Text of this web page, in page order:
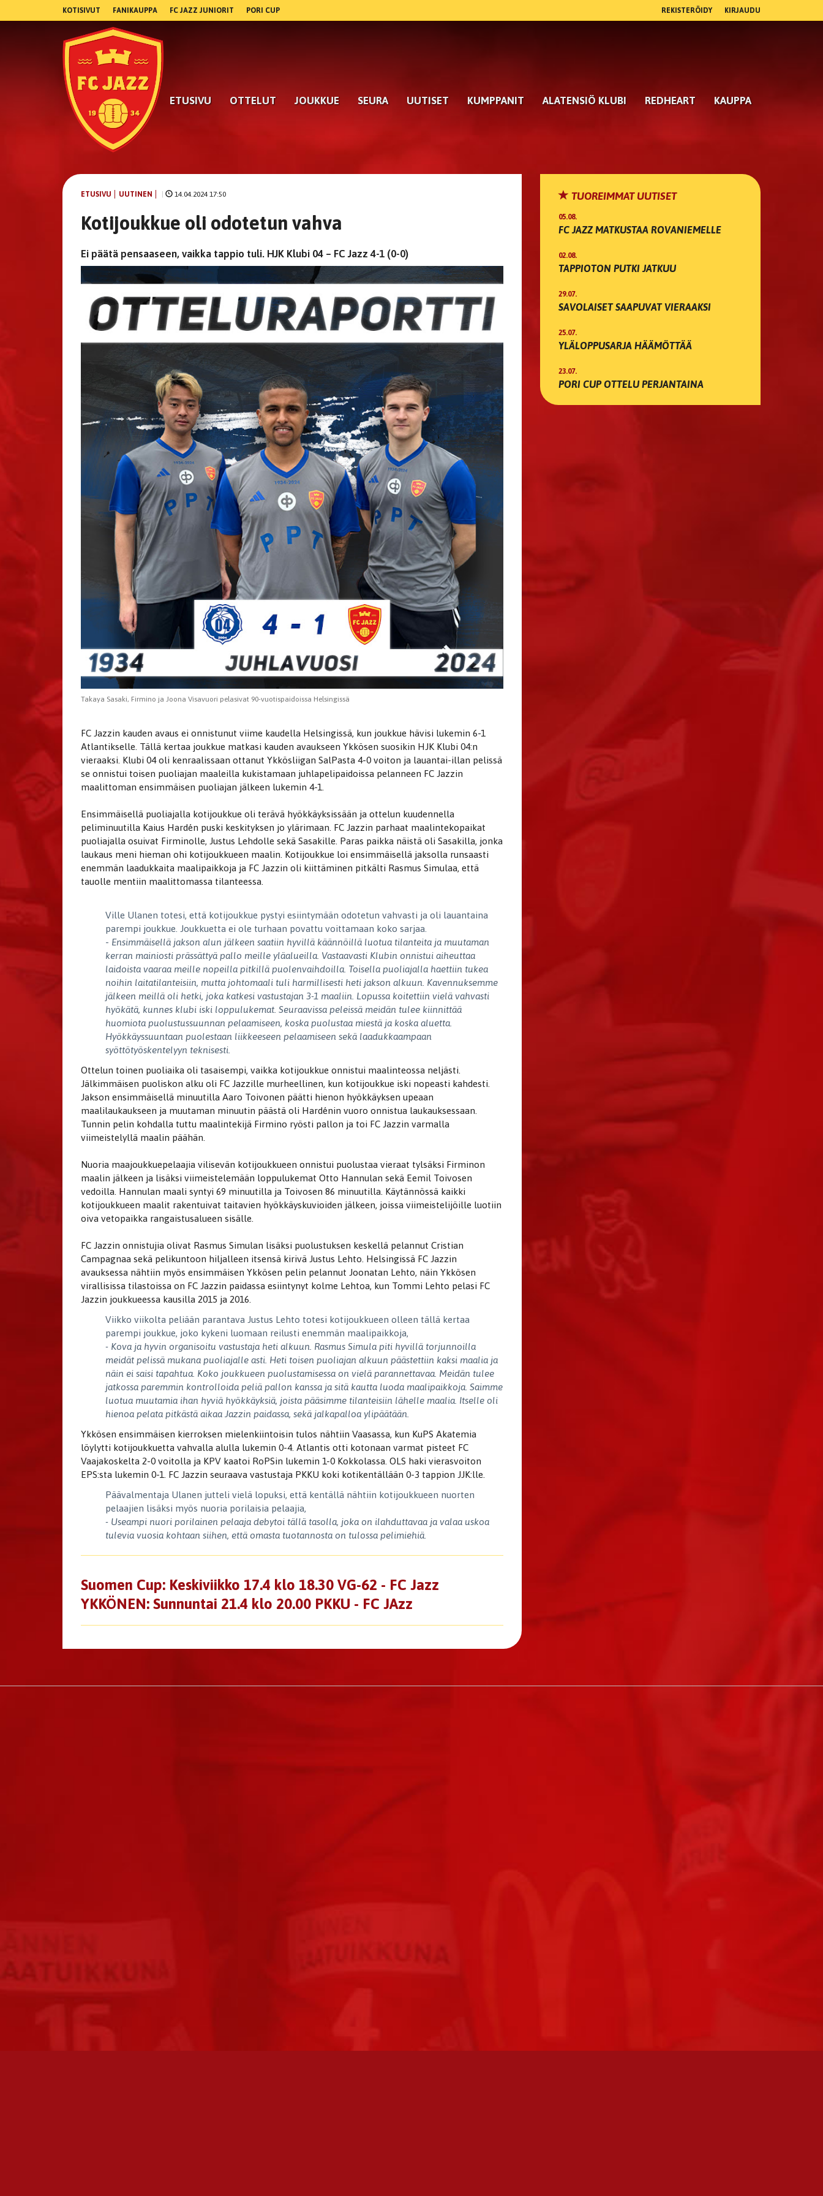
KOTISIVUT FANIKAUPPA FC JAZZ JUNIORIT PORI CUP REKISTERÖIDY KIRJAUDU
ETUSIVU OTTELUT JOUKKUE SEURA UUTISET KUMPPANIT ALATENSIÖ KLUBI REDHEART KAUPPA
ETUSIVU UUTINEN 14.04.2024 17:50
Kotijoukkue oli odotetun vahva
Ei päätä pensaaseen, vaikka tappio tuli. HJK Klubi 04 – FC Jazz 4-1 (0-0)
Takaya Sasaki, Firmino ja Joona Visavuori pelasivat 90-vuotispaidoissa Helsingissä
​​​​​​​FC Jazzin kauden avaus ei onnistunut viime kaudella Helsingissä, kun joukkue hävisi lukemin 6-1
Atlantikselle. Tällä kertaa joukkue matkasi kauden avaukseen Ykkösen suosikin HJK Klubi 04:n
vieraaksi. Klubi 04 oli kenraalissaan ottanut Ykkösliigan SalPasta 4-0 voiton ja lauantai-illan pelissä
se onnistui toisen puoliajan maaleilla kukistamaan juhlapelipaidoissa pelanneen FC Jazzin
maalittoman ensimmäisen puoliajan jälkeen lukemin 4-1.
Ensimmäisellä puoliajalla kotijoukkue oli terävä hyökkäyksissään ja ottelun kuudennella
peliminuutilla Kaius Hardén puski keskityksen jo ylärimaan. FC Jazzin parhaat maalintekopaikat
puoliajalla osuivat Firminolle, Justus Lehdolle sekä Sasakille. Paras paikka näistä oli Sasakilla, jonka
laukaus meni hieman ohi kotijoukkueen maalin. Kotijoukkue loi ensimmäisellä jaksolla runsaasti
enemmän laadukkaita maalipaikkoja ja FC Jazzin oli kiittäminen pitkälti Rasmus Simulaa, että
tauolle mentiin maalittomassa tilanteessa.
Ville Ulanen totesi, että kotijoukkue pystyi esiintymään odotetun vahvasti ja oli lauantaina
parempi joukkue. Joukkuetta ei ole turhaan povattu voittamaan koko sarjaa.
- Ensimmäisellä jakson alun jälkeen saatiin hyvillä käännöillä luotua tilanteita ja muutaman
kerran mainiosti prässättyä pallo meille yläalueilla. Vastaavasti Klubin onnistui aiheuttaa
laidoista vaaraa meille nopeilla pitkillä puolenvaihdoilla. Toisella puoliajalla haettiin tukea
noihin laitatilanteisiin, mutta johtomaali tuli harmillisesti heti jakson alkuun. Kavennuksemme
jälkeen meillä oli hetki, joka katkesi vastustajan 3-1 maaliin. Lopussa koitettiin vielä vahvasti
hyökätä, kunnes klubi iski loppulukemat. Seuraavissa peleissä meidän tulee kiinnittää
huomiota puolustussuunnan pelaamiseen, koska puolustaa miestä ja koska aluetta.
Hyökkäyssuuntaan puolestaan liikkeeseen pelaamiseen sekä laadukkaampaan
syöttötyöskentelyyn teknisesti.
Ottelun toinen puoliaika oli tasaisempi, vaikka kotijoukkue onnistui maalinteossa neljästi.
Jälkimmäisen puoliskon alku oli FC Jazzille murheellinen, kun kotijoukkue iski nopeasti kahdesti.
Jakson ensimmäisellä minuutilla Aaro Toivonen päätti hienon hyökkäyksen upeaan
maalilaukaukseen ja muutaman minuutin päästä oli Hardénin vuoro onnistua laukauksessaan.
Tunnin pelin kohdalla tuttu maalintekijä Firmino ryösti pallon ja toi FC Jazzin varmalla
viimeistelyllä maalin päähän.
Nuoria maajoukkuepelaajia vilisevän kotijoukkueen onnistui puolustaa vieraat tylsäksi Firminon
maalin jälkeen ja lisäksi viimeistelemään loppulukemat Otto Hannulan sekä Eemil Toivosen
vedoilla. Hannulan maali syntyi 69 minuutilla ja Toivosen 86 minuutilla. Käytännössä kaikki
kotijoukkueen maalit rakentuivat taitavien hyökkäyskuvioiden jälkeen, joissa viimeistelijöille luotiin
oiva vetopaikka rangaistusalueen sisälle.
FC Jazzin onnistujia olivat Rasmus Simulan lisäksi puolustuksen keskellä pelannut Cristian
Campagnaa sekä pelikuntoon hiljalleen itsensä kirivä Justus Lehto. Helsingissä FC Jazzin
avauksessa nähtiin myös ensimmäisen Ykkösen pelin pelannut Joonatan Lehto, näin Ykkösen
virallisissa tilastoissa on FC Jazzin paidassa esiintynyt kolme Lehtoa, kun Tommi Lehto pelasi FC
Jazzin joukkueessa kausilla 2015 ja 2016.
Viikko viikolta peliään parantava Justus Lehto totesi kotijoukkueen olleen tällä kertaa
parempi joukkue, joko kykeni luomaan reilusti enemmän maalipaikkoja,
- Kova ja hyvin organisoitu vastustaja heti alkuun. Rasmus Simula piti hyvillä torjunnoilla
meidät pelissä mukana puoliajalle asti. Heti toisen puoliajan alkuun päästettiin kaksi maalia ja
näin ei saisi tapahtua. Koko joukkueen puolustamisessa on vielä parannettavaa. Meidän tulee
jatkossa paremmin kontrolloida peliä pallon kanssa ja sitä kautta luoda maalipaikkoja. Saimme
luotua muutamia ihan hyviä hyökkäyksiä, joista pääsimme tilanteisiin lähelle maalia. Itselle oli
hienoa pelata pitkästä aikaa Jazzin paidassa, sekä jalkapalloa ylipäätään.
Ykkösen ensimmäisen kierroksen mielenkiintoisin tulos nähtiin Vaasassa, kun KuPS Akatemia
löylytti kotijoukkuetta vahvalla alulla lukemin 0-4. Atlantis otti kotonaan varmat pisteet FC
Vaajakoskelta 2-0 voitolla ja KPV kaatoi RoPSin lukemin 1-0 Kokkolassa. OLS haki vierasvoiton
EPS:sta lukemin 0-1. FC Jazzin seuraava vastustaja PKKU koki kotikentällään 0-3 tappion JJK:lle.
Päävalmentaja Ulanen jutteli vielä lopuksi, että kentällä nähtiin kotijoukkueen nuorten
pelaajien lisäksi myös nuoria porilaisia pelaajia,
- Useampi nuori porilainen pelaaja debytoi tällä tasolla, joka on ilahduttavaa ja valaa uskoa
tulevia vuosia kohtaan siihen, että omasta tuotannosta on tulossa pelimiehiä.
Suomen Cup: Keskiviikko 17.4 klo 18.30 VG-62 - FC Jazz
YKKÖNEN: Sunnuntai 21.4 klo 20.00 PKKU - FC JAzz
TUOREIMMAT UUTISET
05.08.
FC JAZZ MATKUSTAA ROVANIEMELLE
02.08.
TAPPIOTON PUTKI JATKUU
29.07.
SAVOLAISET SAAPUVAT VIERAAKSI
25.07.
YLÄLOPPUSARJA HÄÄMÖTTÄÄ
23.07.
PORI CUP OTTELU PERJANTAINA